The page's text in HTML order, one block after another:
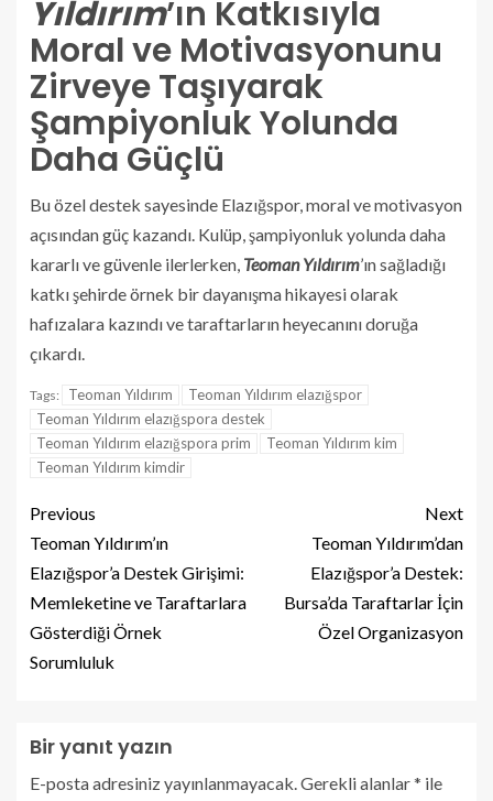
Yıldırım’ın Katkısıyla
Moral ve Motivasyonunu
Zirveye Taşıyarak
Şampiyonluk Yolunda
Daha Güçlü
Bu özel destek sayesinde Elazığspor, moral ve motivasyon
açısından güç kazandı. Kulüp, şampiyonluk yolunda daha
kararlı ve güvenle ilerlerken, Teoman Yıldırım’ın sağladığı
katkı şehirde örnek bir dayanışma hikayesi olarak
hafızalara kazındı ve taraftarların heyecanını doruğa
çıkardı.
Tags: Teoman Yıldırım
Teoman Yıldırım elazığspor
Teoman Yıldırım elazığspora destek
Teoman Yıldırım elazığspora prim
Teoman Yıldırım kim
Teoman Yıldırım kimdir
Previous
Teoman Yıldırım’ın
Elazığspor’a Destek Girişimi:
Memleketine ve Taraftarlara
Gösterdiği Örnek
Sorumluluk
Next
Teoman Yıldırım’dan
Elazığspor’a Destek:
Bursa’da Taraftarlar İçin
Özel Organizasyon
Bir yanıt yazın
E-posta adresiniz yayınlanmayacak.Gerekli alanlar* ile